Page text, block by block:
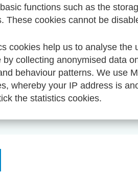
Euro functions such as the
These cookies cannot be
cookies help us to analyse the
by collecting anonymised data
behaviour patterns. We use
whereby your IP address is
the statistics cookies.